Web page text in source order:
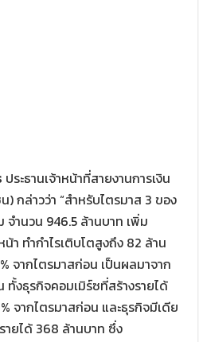
ประธานเจ้าหน้าที่สายงานการเงิน
กล่าวว่า “สำหรับไตรมาส 3 ของ
จำนวน 946.5 ล้านบาท เพิ่ม
า ทำกำไรเติบโตสูงถึง 82 ล้าน
จากไตรมาสก่อน เป็นผลมาจาก
งธุรกิจคอมเมิร์ซที่สร้างรายได้
จากไตรมาสก่อน และธุรกิจมีเดีย
ายได้ 368 ล้านบาท ซึ่ง